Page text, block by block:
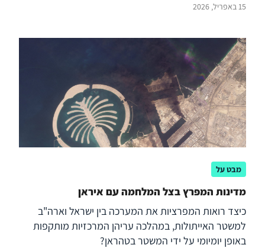
15 באפריל, 2026
מבט על
מדינות המפרץ בצל המלחמה עם איראן
כיצד רואות המפרציות את המערכה בין ישראל וארה"ב
למשטר האייתולות, במהלכה עריהן המרכזיות מותקפות
באופן יומיומי על ידי המשטר בטהראן?